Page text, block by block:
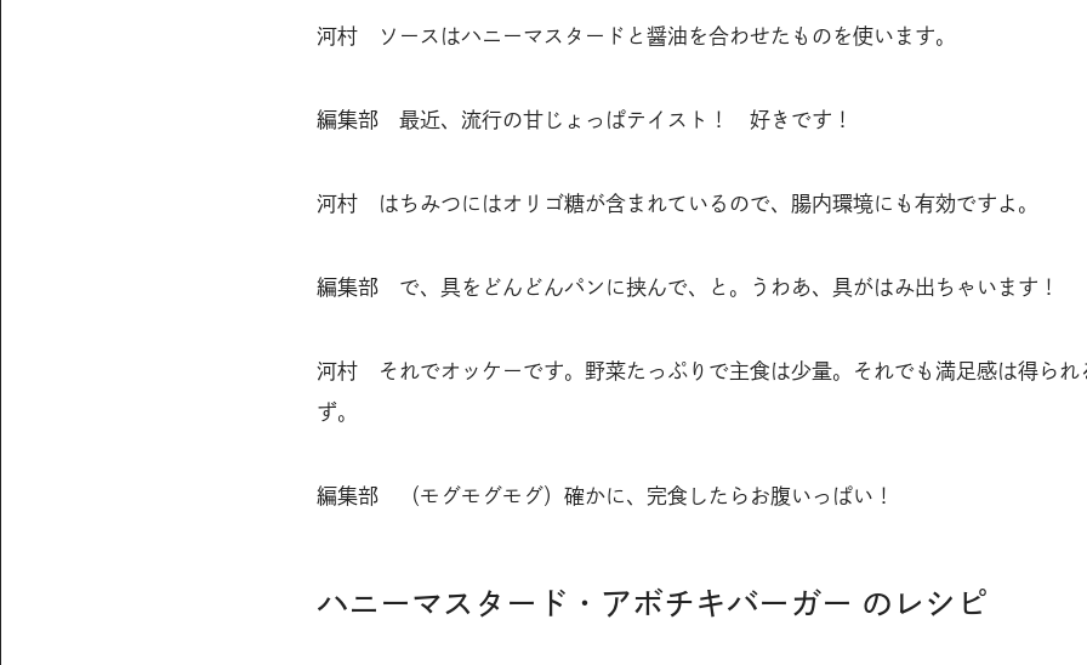
河村 ソースはハニーマスタードと醤油を合わせたものを使います。
編集部 最近、流行の甘じょっぱテイスト！ 好きです！
河村 はちみつにはオリゴ糖が含まれているので、腸内環境にも有効ですよ。
編集部 で、具をどんどんパンに挟んで、と。うわあ、具がはみ出ちゃいます！
河村 それでオッケーです。野菜たっぷりで主食は少量。それでも満足感は得られ
ず。
編集部 （モグモグモグ）確かに、完食したらお腹いっぱい！
ハニーマスタード・アボチキバーガー のレシピ